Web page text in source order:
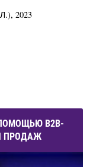
2023
B2B-
ПРОДАЖ